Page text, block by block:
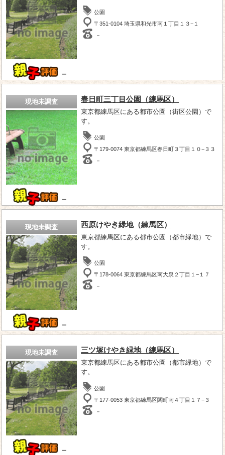
－
公園
〒351-0104 埼玉県和光市南１丁目１３−１
－
現地未調査
－
春日町三丁目公園（練馬区）
東京都練馬区にある都市公園（街区公園）で
す。
公園
〒179-0074 東京都練馬区春日町３丁目１０−３３
－
現地未調査
－
西原けやき緑地（練馬区）
東京都練馬区にある都市公園（都市緑地）で
す。
公園
〒178-0064 東京都練馬区南大泉２丁目１−１７
－
現地未調査
－
三ツ塚けやき緑地（練馬区）
東京都練馬区にある都市公園（都市緑地）で
す。
公園
〒177-0053 東京都練馬区関町南４丁目１７−３
－